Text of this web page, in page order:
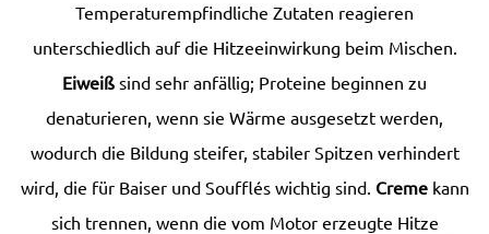
Temperaturempfindliche Zutaten reagieren
unterschiedlich auf die Hitzeeinwirkung beim Mischen.
Eiweiß sind sehr anfällig; Proteine ​​beginnen zu
denaturieren, wenn sie Wärme ausgesetzt werden,
wodurch die Bildung steifer, stabiler Spitzen verhindert
wird, die für Baiser und Soufflés wichtig sind. Creme kann
sich trennen, wenn die vom Motor erzeugte Hitze